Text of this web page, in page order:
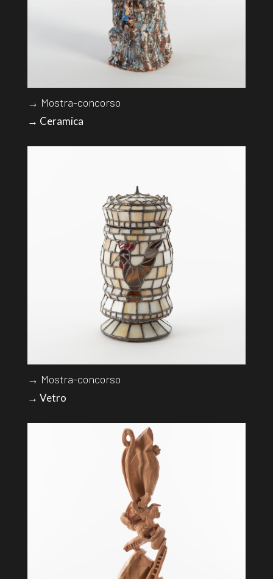
→ Mostra-concorso
→ Ceramica
→ Mostra-concorso
→ Vetro